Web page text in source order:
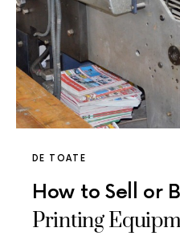
DE TOATE
How to Sell or
Printing